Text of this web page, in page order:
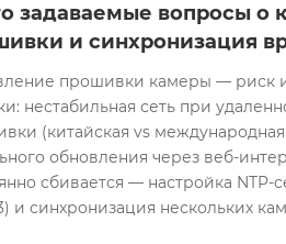
задаваемые вопросы о
и синхронизация
прошивки камеры — риск
нестабильная сеть при
(китайская vs
обновления через веб-
сбивается — настройка
и синхронизация нескольких